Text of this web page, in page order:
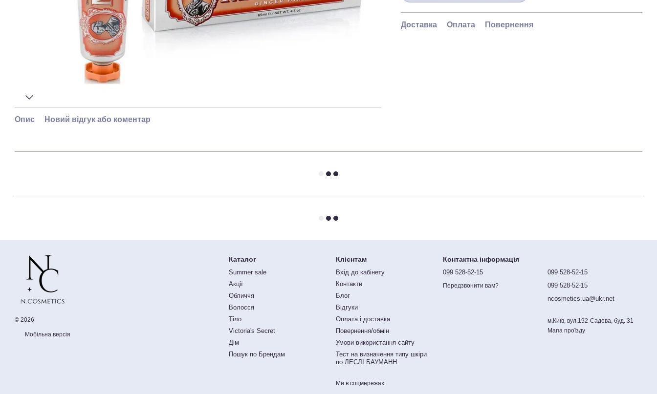
Опис Новий відгук або коментар
Доставка Оплата Повернення
© 2026
Мобільна версія
Каталог
Summer sale
Акції
Обличчя
Волосся
Тіло
Victoria's Secret
Дім
Пошук по Брендам
Клієнтам
Вхід до кабінету
Контакти
Блог
Відгуки
Оплата і доставка
Повернення/обмін
Умови використання сайту
Тест на визначення типу шкіри
по ЛЕСЛІ БАУМАНН
Ми в соцмережах
Контактна інформація
099 528-52-15
Передзвонити вам?
099 528-52-15
099 528-52-15
ncosmetics.ua@ukr.net
м.Київ, вул.192-Садова, буд. 31
Мапа проїзду